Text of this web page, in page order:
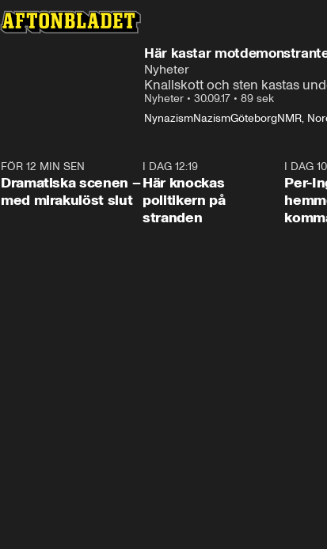
Här kastar
Nyheter
Knallskott och sten kastas
Nyheter • 30.09.17 • 89 sek
NynazismNazismGöteborgNMR,
FÖR 12 MIN SEN
Dramatiska scenen –
med mirakulöst slut
I DAG 12:19
Här knockas
politikern på
stranden
I DAG
Per-